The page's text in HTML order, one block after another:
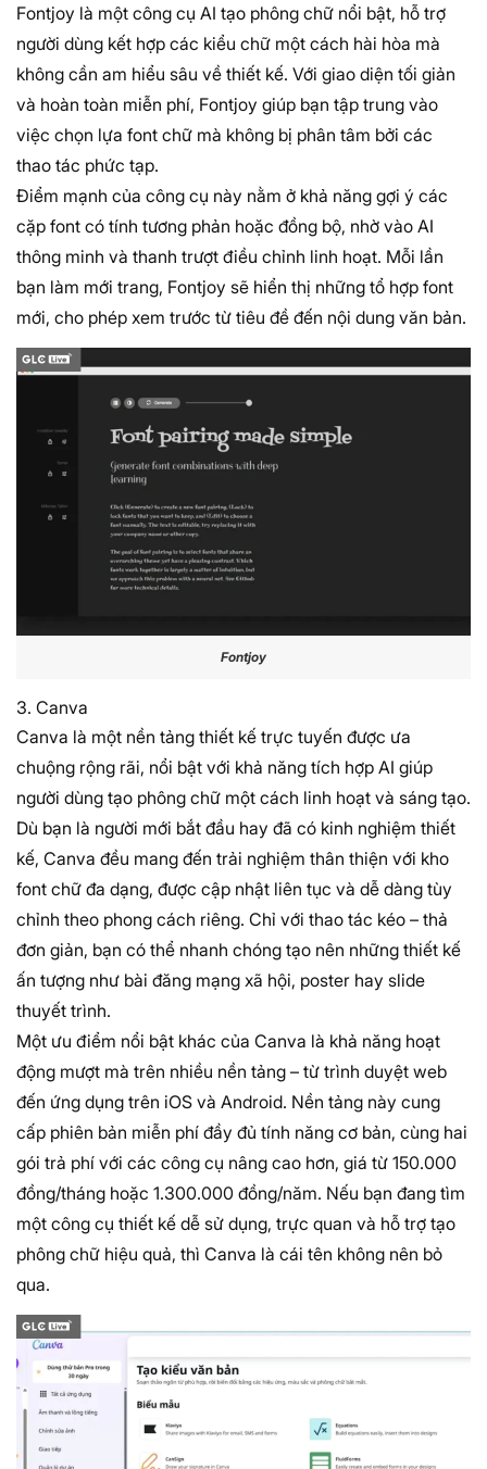
Fontjoy là một công cụ AI tạo phông chữ nổi bật, hỗ trợ
người dùng kết hợp các kiểu chữ một cách hài hòa mà
không cần am hiểu sâu về thiết kế. Với giao diện tối giản
và hoàn toàn miễn phí, Fontjoy giúp bạn tập trung vào
việc chọn lựa font chữ mà không bị phân tâm bởi các
thao tác phức tạp.
Điểm mạnh của công cụ này nằm ở khả năng gợi ý các
cặp font có tính tương phản hoặc đồng bộ, nhờ vào AI
thông minh và thanh trượt điều chỉnh linh hoạt. Mỗi lần
bạn làm mới trang, Fontjoy sẽ hiển thị những tổ hợp font
mới, cho phép xem trước từ tiêu đề đến nội dung văn bản.
Fontjoy
3. Canva
Canva là một nền tảng thiết kế trực tuyến được ưa
chuộng rộng rãi, nổi bật với khả năng tích hợp AI giúp
người dùng tạo phông chữ một cách linh hoạt và sáng tạo.
Dù bạn là người mới bắt đầu hay đã có kinh nghiệm thiết
kế, Canva đều mang đến trải nghiệm thân thiện với kho
font chữ đa dạng, được cập nhật liên tục và dễ dàng tùy
chỉnh theo phong cách riêng. Chỉ với thao tác kéo – thả
đơn giản, bạn có thể nhanh chóng tạo nên những thiết kế
ấn tượng như bài đăng mạng xã hội, poster hay slide
thuyết trình.
Một ưu điểm nổi bật khác của Canva là khả năng hoạt
động mượt mà trên nhiều nền tảng – từ trình duyệt web
đến ứng dụng trên iOS và Android. Nền tảng này cung
cấp phiên bản miễn phí đầy đủ tính năng cơ bản, cùng hai
gói trả phí với các công cụ nâng cao hơn, giá từ 150.000
đồng/tháng hoặc 1.300.000 đồng/năm. Nếu bạn đang tìm
một công cụ thiết kế dễ sử dụng, trực quan và hỗ trợ tạo
phông chữ hiệu quả, thì Canva là cái tên không nên bỏ
qua.